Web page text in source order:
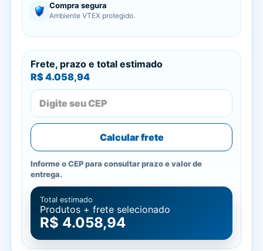
Compra segura
Ambiente VTEX protegido.
Frete, prazo e total estimado
R$ 4.058,94
Calcular frete
Informe o CEP para consultar prazo e valor de
entrega.
Total estimado
Produtos + frete selecionado
R$ 4.058,94